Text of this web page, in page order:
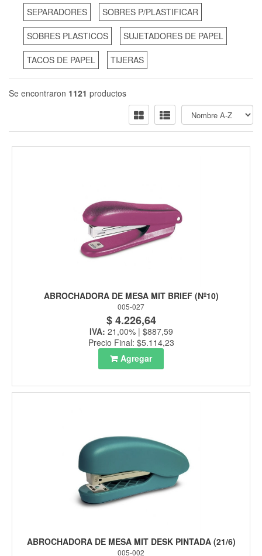
SEPARADORES SOBRES P/PLASTIFICAR
SOBRES PLASTICOS SUJETADORES DE PAPEL
TACOS DE PAPEL TIJERAS
Se encontraron 1121 productos
ABROCHADORA DE MESA MIT BRIEF (Nº10)
005-027
$ 4.226,64
IVA: 21,00% | $887,59
Precio Final: $5.114,23
Agregar
ABROCHADORA DE MESA MIT DESK PINTADA (21/6)
005-002